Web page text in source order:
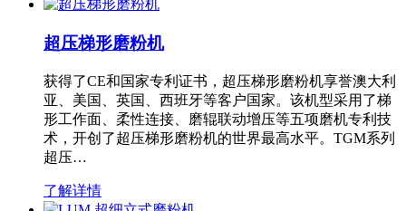
超压梯形磨粉机
获得了CE和国家专利证书，超压梯形磨粉机享誉澳大利
亚、美国、英国、西班牙等客户国家。该机型采用了梯
形工作面、柔性连接、磨辊联动增压等五项磨机专利技
术，开创了超压梯形磨粉机的世界最高水平。TGM系列
超压…
了解详情